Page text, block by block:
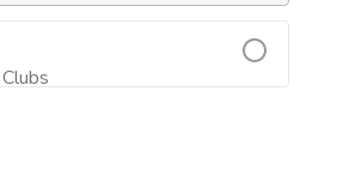
hinzufügen